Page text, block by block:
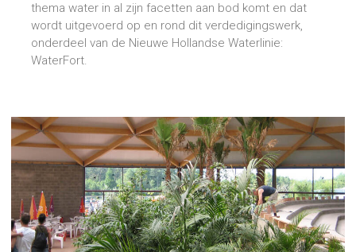
thema water in al zijn facetten aan bod komt en dat
wordt uitgevoerd op en rond dit verdedigingswerk,
onderdeel van de Nieuwe Hollandse Waterlinie:
WaterFort.